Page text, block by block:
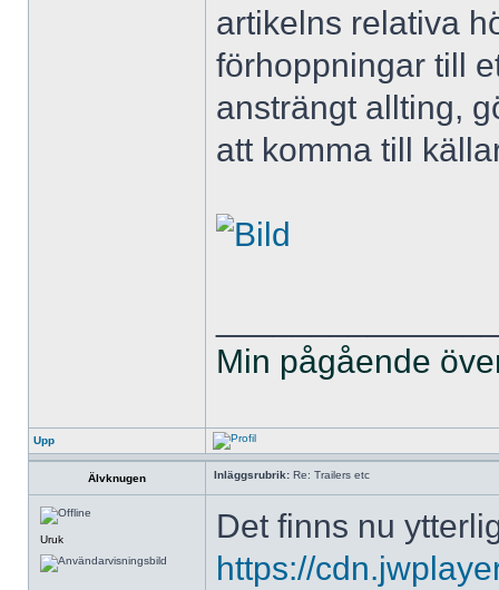
artikelns relativa
förhoppningar till
ansträngt allting,
att komma till
Min pågående
Upp
Älvknugen Inläggsrubrik: Re: Trailers etc
Uruk
Det finns nu
https://